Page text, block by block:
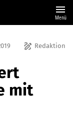
menu
Menü
draw Redaktion
mit